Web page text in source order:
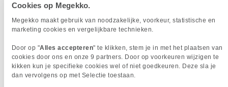
Cookies op Megekko.
Megekko maakt gebruik van noodzakelijke, voorkeur, statistische en
marketing cookies en vergelijkbare technieken.
Door op "Alles accepteren" te klikken, stem je in met het plaatsen van
cookies door ons en onze 9 partners. Door op voorkeuren wijzigen te
kikken kun je specifieke cookies wel of niet goedkeuren. Deze sla je
dan vervolgens op met Selectie toestaan.
vermogen
Stroomspanning bescherming Overspanning, Overbelasting, Kortsluiting
Uitgangsspanningsregeling
10 procent
Vermogen
600 Watt
ERGONOMIE
Eigenschap Waarde
Soort bediening Knoppen
GEWICHT EN OMVANG
VAAK SAMEN GEKOCHT MET